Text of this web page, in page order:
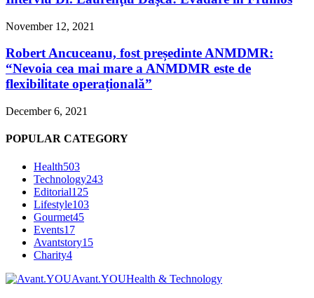
November 12, 2021
Robert Ancuceanu, fost președinte ANMDMR:
“Nevoia cea mai mare a ANMDMR este de
flexibilitate operațională”
December 6, 2021
POPULAR CATEGORY
Health503
Technology243
Editorial125
Lifestyle103
Gourmet45
Events17
Avantstory15
Charity4
Avant.YOUHealth & Technology